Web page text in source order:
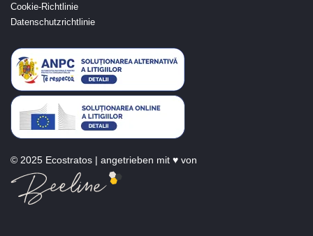
Cookie-Richtlinie
Datenschutzrichtlinie
© 2025 Ecostratos | angetrieben mit ♥ von